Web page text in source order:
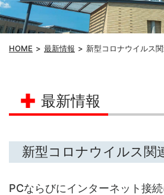
HOME 最新情報 新型コロナウイルス
最新情報
新型コロナウイルス関
PCならびにインターネット接